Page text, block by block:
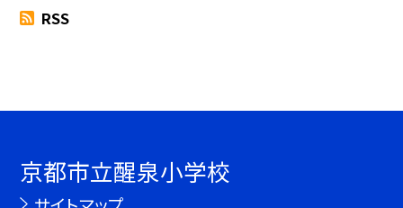
RSS
京都市立醒泉小学校